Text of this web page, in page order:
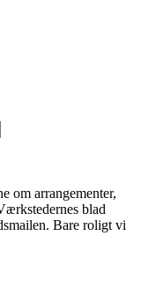
om arrangementer,
blad
Bare roligt vi